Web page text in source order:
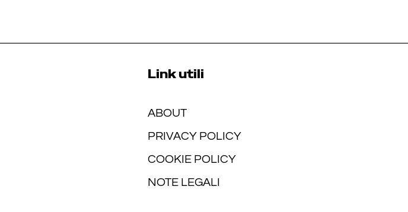
Link utili
ABOUT
PRIVACY POLICY
COOKIE POLICY
NOTE LEGALI